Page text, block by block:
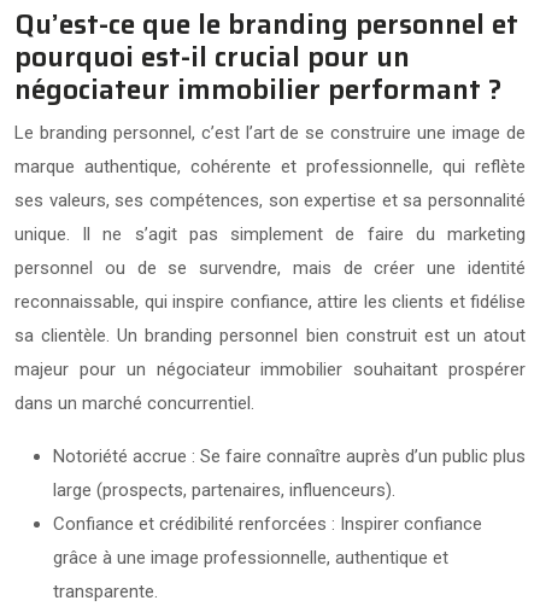
Qu’est-ce que le branding personnel et
pourquoi est-il crucial pour un
négociateur immobilier performant ?
Le branding personnel, c’est l’art de se construire une image de
marque authentique, cohérente et professionnelle, qui reflète
ses valeurs, ses compétences, son expertise et sa personnalité
unique. Il ne s’agit pas simplement de faire du marketing
personnel ou de se survendre, mais de créer une identité
reconnaissable, qui inspire confiance, attire les clients et fidélise
sa clientèle. Un branding personnel bien construit est un atout
majeur pour un négociateur immobilier souhaitant prospérer
dans un marché concurrentiel.
Notoriété accrue : Se faire connaître auprès d’un public plus
large (prospects, partenaires, influenceurs).
Confiance et crédibilité renforcées : Inspirer confiance
grâce à une image professionnelle, authentique et
transparente.